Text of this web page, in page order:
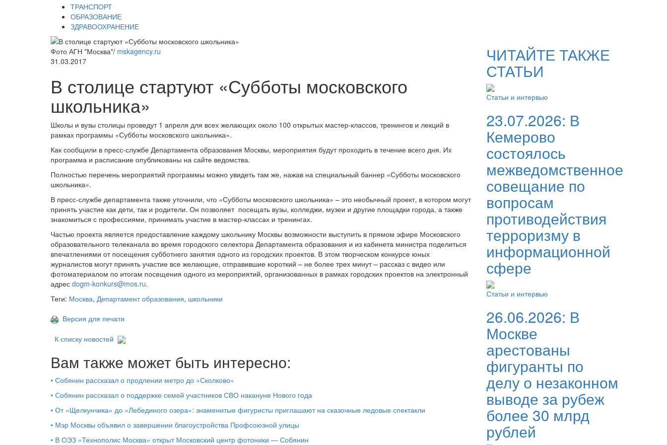
ТРАНСПОРТ
ОБРАЗОВАНИЕ
ЗДРАВООХРАНЕНИЕ
Фото АГН "Москва"/ mskagency.ru
31.03.2017
В столице стартуют «Субботы московского
школьника»
Школы и вузы столицы проведут 1 апреля для всех желающих около 100 открытых мастер-классов, тренингов и лекций в
рамках программы «Субботы московского школьника».
Как сообщили в пресс-службе Департамента образования Москвы, мероприятия будут проходить в течение всего дня. Их
программа и расписание опубликованы на сайте ведомства.
Полностью перечень мероприятий программы можно увидеть там же, нажав на специальный баннер «Субботы московского
школьника».
В пресс-службе департамента также уточнили, что «Субботы московского школьника» – это необычный проект, в котором могут
принять участие как дети, так и родители. Он позволяет посещать вузы, колледжи, музеи и другие площадки города, а также
знакомиться с профессиями, принимать участие в мастер-классах и тренингах.
Частью проекта является предоставление каждому школьнику Москвы возможности выступить в прямом эфире Московского
образовательного телеканала во время городского селектора Департамента образования и из кабинета министра поделиться
впечатлениями от посещения субботнего занятия одного из городских проектов. В этом творческом конкурсе юных
журналистов могут принять участие все желающие, отправившие короткий – не более трех минут – рассказ с видео или
фотоматериалом по итогам посещения одного из мероприятий, организованных в рамках городских проектов на электронный
адрес dogm-konkurs@mos.ru.
Теги: Москва, Департамент образования, школьники
Версия для печати
К списку новостей
Вам также может быть интересно:
• Собянин рассказал о продлении метро до «Сколково»
• Собянин рассказал о поддержке семей участников СВО накануне Нового года
• От «Щелкунчика» до «Лебединого озера»: знаменитые фигуристы приглашают на сказочные ледовые спектакли
• Мэр Москвы объявил о завершении благоустройства Профсоюзной улицы
• В ОЭЗ «Технополис Москва» открыт Московский центр фотоники — Собянин
ЧИТАЙТЕ ТАКЖЕ
СТАТЬИ
Статьи и интервью
23.07.2026: В
Кемерово
состоялось
межведомственное
совещание по
вопросам
противодействия
терроризму в
информационной
сфере
Статьи и интервью
26.06.2026: В
Москве
арестованы
фигуранты по
делу о незаконном
выводе за рубеж
более 30 млрд
рублей